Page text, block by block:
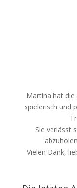
Martina hat die
spielerisch und
Sie verlässt
Vielen Dank,